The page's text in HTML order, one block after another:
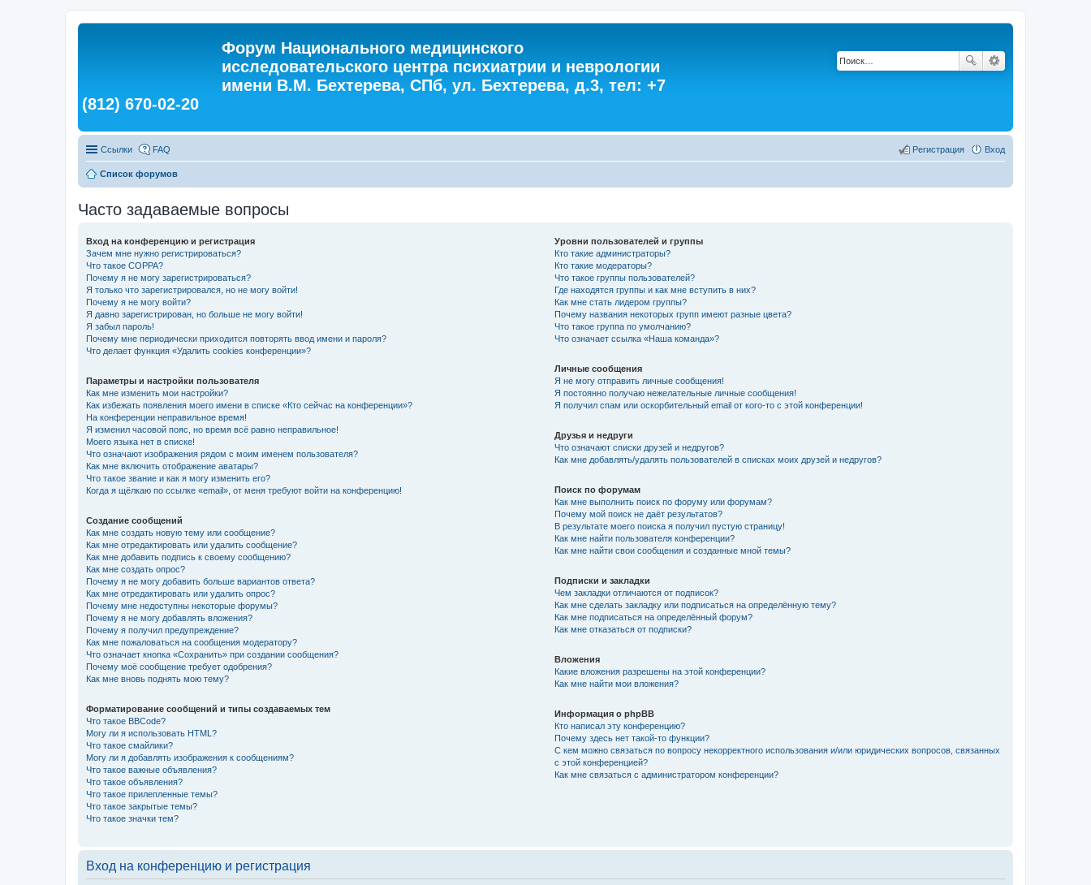
Форум Национального медицинского
исследовательского центра психиатрии и неврологии
имени В.М. Бехтерева, СПб, ул. Бехтерева, д.3, тел: +7
(812) 670-02-20
Ссылки FAQ Вход
Регистрация
Список форумов
Часто задаваемые вопросы
Вход на конференцию и регистрация
Зачем мне нужно регистрироваться?
Что такое COPPA?
Почему я не могу зарегистрироваться?
Я только что зарегистрировался, но не могу войти!
Почему я не могу войти?
Я давно зарегистрирован, но больше не могу войти!
Я забыл пароль!
Почему мне периодически приходится повторять ввод имени и пароля?
Что делает функция «Удалить cookies конференции»?
Параметры и настройки пользователя
Как мне изменить мои настройки?
Как избежать появления моего имени в списке «Кто сейчас на конференции»?
На конференции неправильное время!
Я изменил часовой пояс, но время всё равно неправильное!
Моего языка нет в списке!
Что означают изображения рядом с моим именем пользователя?
Как мне включить отображение аватары?
Что такое звание и как я могу изменить его?
Когда я щёлкаю по ссылке «email», от меня требуют войти на конференцию!
Создание сообщений
Как мне создать новую тему или сообщение?
Как мне отредактировать или удалить сообщение?
Как мне добавить подпись к своему сообщению?
Как мне создать опрос?
Почему я не могу добавить больше вариантов ответа?
Как мне отредактировать или удалить опрос?
Почему мне недоступны некоторые форумы?
Почему я не могу добавлять вложения?
Почему я получил предупреждение?
Как мне пожаловаться на сообщения модератору?
Что означает кнопка «Сохранить» при создании сообщения?
Почему моё сообщение требует одобрения?
Как мне вновь поднять мою тему?
Форматирование сообщений и типы создаваемых тем
Что такое BBCode?
Могу ли я использовать HTML?
Что такое смайлики?
Могу ли я добавлять изображения к сообщениям?
Что такое важные объявления?
Что такое объявления?
Что такое прилепленные темы?
Что такое закрытые темы?
Что такое значки тем?
Уровни пользователей и группы
Кто такие администраторы?
Кто такие модераторы?
Что такое группы пользователей?
Где находятся группы и как мне вступить в них?
Как мне стать лидером группы?
Почему названия некоторых групп имеют разные цвета?
Что такое группа по умолчанию?
Что означает ссылка «Наша команда»?
Личные сообщения
Я не могу отправить личные сообщения!
Я постоянно получаю нежелательные личные сообщения!
Я получил спам или оскорбительный email от кого-то с этой конференции!
Друзья и недруги
Что означают списки друзей и недругов?
Как мне добавлять/удалять пользователей в списках моих друзей и недругов?
Поиск по форумам
Как мне выполнить поиск по форуму или форумам?
Почему мой поиск не даёт результатов?
В результате моего поиска я получил пустую страницу!
Как мне найти пользователя конференции?
Как мне найти свои сообщения и созданные мной темы?
Подписки и закладки
Чем закладки отличаются от подписок?
Как мне сделать закладку или подписаться на определённую тему?
Как мне подписаться на определённый форум?
Как мне отказаться от подписки?
Вложения
Какие вложения разрешены на этой конференции?
Как мне найти мои вложения?
Информация о phpBB
Кто написал эту конференцию?
Почему здесь нет такой-то функции?
С кем можно связаться по вопросу некорректного использования и/или юридических вопросов, связанных
с этой конференцией?
Как мне связаться с администратором конференции?
Вход на конференцию и регистрация